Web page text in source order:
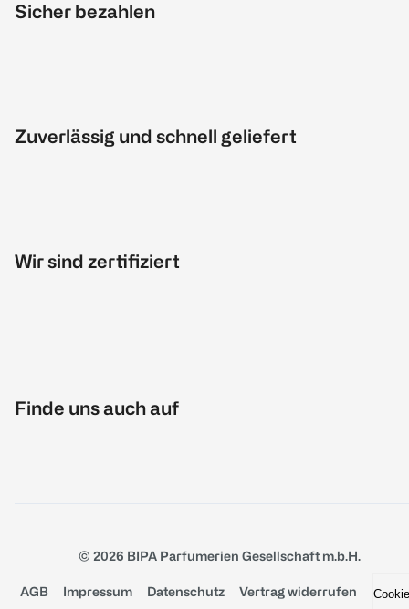
Sicher bezahlen
Zuverlässig und schnell geliefert
Wir sind zertifiziert
Finde uns auch auf
© 2026 BIPA Parfumerien Gesellschaft m.b.H.
AGB Impressum Datenschutz Vertrag widerrufen